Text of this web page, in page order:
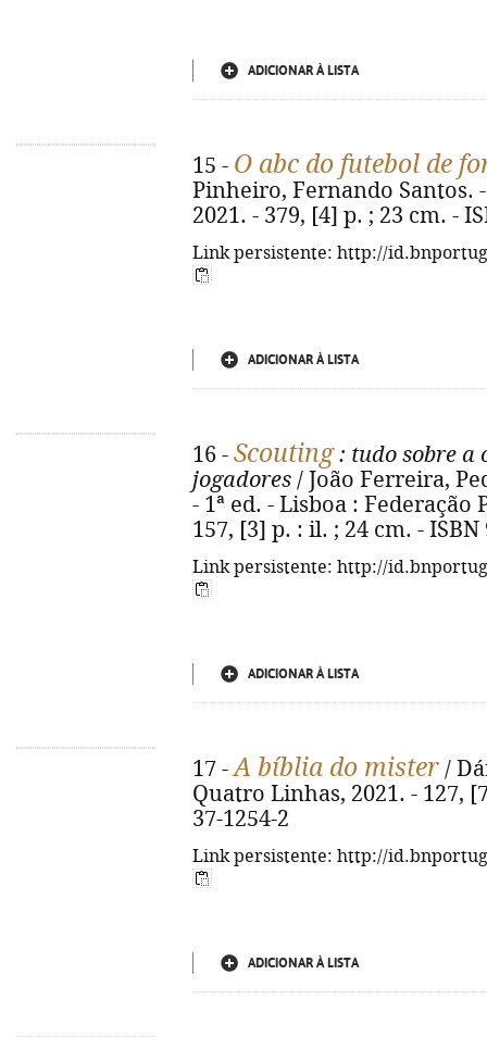
ADICIONAR À LISTA
15 - O abc do futebol de
Pinheiro, Fernando Santos.
2021. - 379, [4] p. ; 23 cm. -
Link persistente: http://
ADICIONAR À LISTA
16 - Scouting: tudo sobre a
jogadores / João Ferreira,
- 1ª ed. - Lisboa :
157, [3] p. : il. ; 24 cm. - ISBN
Link persistente: http://
ADICIONAR À LISTA
17 -A bíblia do mister /
Quatro Linhas, 2021. - 127,
37-1254-2
Link persistente: http://
ADICIONAR À LISTA